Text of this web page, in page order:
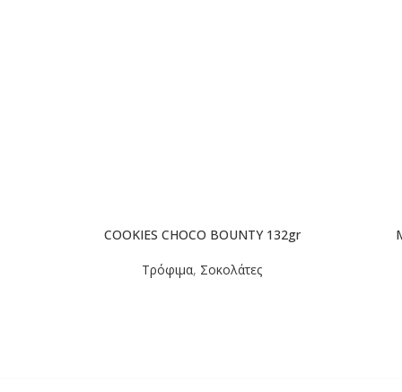
COOKIES CHOCO BOUNTY 132gr
Τρόφιμα, Σοκολάτες